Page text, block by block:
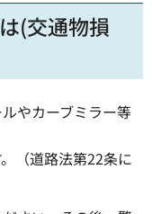
(交通物損
やカーブミラー等
（道路法第22条に